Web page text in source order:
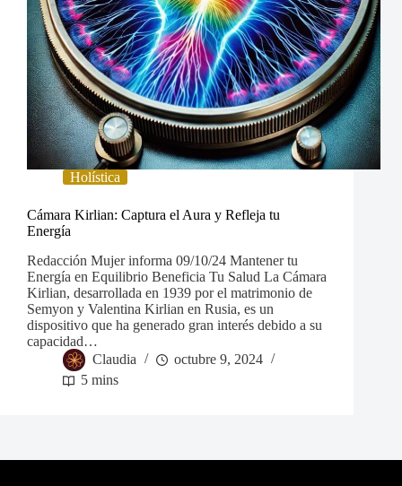
Holística
Cámara Kirlian: Captura el Aura y Refleja tu
Energía
Redacción Mujer informa 09/10/24 Mantener tu
Energía en Equilibrio Beneficia Tu Salud La Cámara
Kirlian, desarrollada en 1939 por el matrimonio de
Semyon y Valentina Kirlian en Rusia, es un
dispositivo que ha generado gran interés debido a su
capacidad…
Claudia
octubre 9, 2024
5 mins